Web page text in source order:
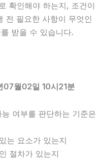
확인해야 하는지, 조건이
전 필요한 사항이 무엇인
받을 수 있습니다.
07월02일 10시21분
여부를 판단하는 기준은
는 요소가 있는지
절차가 있는지